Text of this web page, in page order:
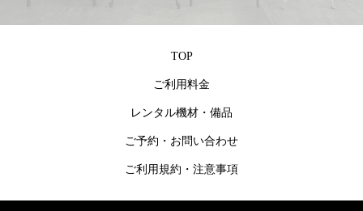
TOP
ご利用料金
レンタル機材・備品
ご予約・お問い合わせ
ご利用規約・注意事項